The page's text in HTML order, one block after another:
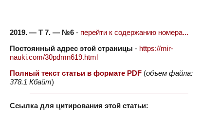
2019. — Т 7. — №6 - перейти к содержанию номера...
Постоянный адрес этой страницы - https://mir-
nauki.com/30pdmn619.html
Полный текст статьи в формате PDF (объем файла:
378.1 Кбайт)
Ссылка для цитирования этой статьи: